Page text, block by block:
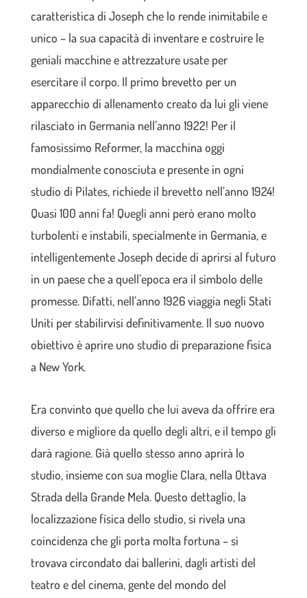
caratteristica di Joseph che lo rende inimitabile e
unico – la sua capacità di inventare e costruire le
geniali macchine e attrezzature usate per
esercitare il corpo. Il primo brevetto per un
apparecchio di allenamento creato da lui gli viene
rilasciato in Germania nell’anno 1922! Per il
famosissimo Reformer, la macchina oggi
mondialmente conosciuta e presente in ogni
studio di Pilates, richiede il brevetto nell’anno 1924!
Quasi 100 anni fa! Quegli anni però erano molto
turbolenti e instabili, specialmente in Germania, e
intelligentemente Joseph decide di aprirsi al futuro
in un paese che a quell’epoca era il simbolo delle
promesse. Difatti, nell’anno 1926 viaggia negli Stati
Uniti per stabilirvisi definitivamente. Il suo nuovo
obiettivo è aprire uno studio di preparazione fisica
a New York.
Era convinto que quello che lui aveva da offrire era
diverso e migliore da quello degli altri, e il tempo gli
darà ragione. Già quello stesso anno aprirà lo
studio, insieme con sua moglie Clara, nella Ottava
Strada della Grande Mela. Questo dettaglio, la
localizzazione física dello studio, si rivela una
coincidenza che gli porta molta fortuna – si
trovava circondato dai ballerini, dagli artisti del
teatro e del cinema, gente del mondo del